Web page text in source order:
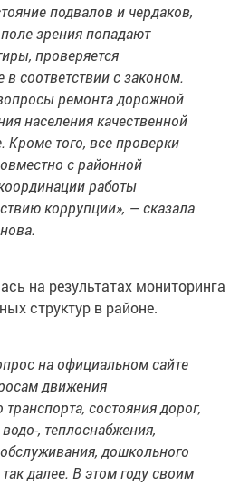
подвалов и чердаков,
зрения попадают
проверяется
соответствии с законом.
ремонта дорожной
населения качественной
Кроме того, все проверки
с районной
работы
коррупции», — сказала
на результатах мониторинга
структур в районе.
на официальном сайте
движения
состояния дорог,
водо-, теплоснабжения,
дошкольного
далее. В этом году своим